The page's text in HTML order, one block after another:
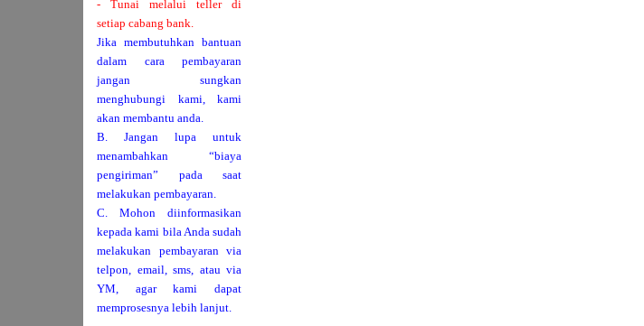
- Tunai melalui teller di
setiap cabang bank.
Jika membutuhkan bantuan
dalam cara pembayaran
jangan sungkan
menghubungi kami, kami
akan membantu anda.
B. Jangan lupa untuk
menambahkan “biaya
pengiriman” pada saat
melakukan pembayaran.
C. Mohon diinformasikan
kepada kami bila Anda sudah
melakukan pembayaran via
telpon, email, sms, atau via
YM, agar kami dapat
memprosesnya lebih lanjut.